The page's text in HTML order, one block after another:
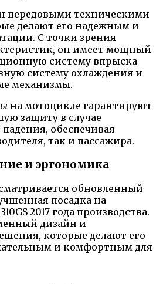
передовыми техническими
делают его надежным и
С точки зрения
он имеет мощный
систему впрыска
систему охлаждения и
механизмы.
на мотоцикле гарантируют
защиту в случае
обеспечивая
так и пассажира.
и эргономика
обновленный
посадка на
2017 года производства.
дизайн и
которые делают его
и комфортным для